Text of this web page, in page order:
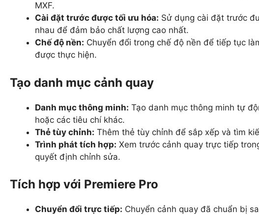
MXF.
Cài đặt trước được tối ưu hóa: Sử dụng cài đặt trước
nhau để đảm bảo chất lượng cao nhất.
Chế độ nền: Chuyển đổi trong chế độ nền để tiếp tục
được thực hiện.
Tạo danh mục cảnh quay
Danh mục thông minh: Tạo danh mục thông minh tự
hoặc các tiêu chí khác.
Thẻ tùy chỉnh: Thêm thẻ tùy chỉnh để sắp xếp và tìm
Trình phát tích hợp: Xem trước cảnh quay trực tiếp
quyết định chỉnh sửa.
Tích hợp với Premiere Pro
Chuyển đổi trực tiếp: Chuyển cảnh quay đã chuẩn bị